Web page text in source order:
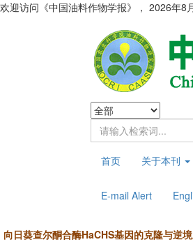
欢迎访问《中国油料作物学报》， 2026年8
首页 关于本刊
E-mail Alert
向日葵查尔酮合酶HaCHS基因的克隆与逆